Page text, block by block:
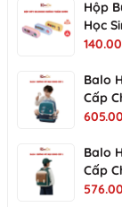
✔ Với thiết kế
Hộp
Học
01
Balo
Cấp
Nhiều
Balo
Cấp
Nhiều